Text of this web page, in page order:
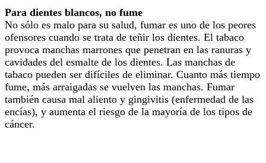
Para dientes blancos, no fume
No sólo es malo para su salud, fumar es uno de los peores
ofensores cuando se trata de teñir los dientes. El tabaco
provoca manchas marrones que penetran en las ranuras y
cavidades del esmalte de los dientes. Las manchas de
tabaco pueden ser difíciles de eliminar. Cuanto más tiempo
fume, más arraigadas se vuelven las manchas. Fumar
también causa mal aliento y gingivitis (enfermedad de las
encías), y aumenta el riesgo de la mayoría de los tipos de
cáncer.